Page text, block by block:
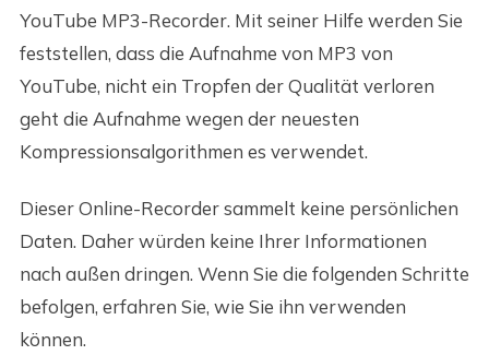
YouTube MP3-Recorder. Mit seiner Hilfe werden Sie
feststellen, dass die Aufnahme von MP3 von
YouTube, nicht ein Tropfen der Qualität verloren
geht die Aufnahme wegen der neuesten
Kompressionsalgorithmen es verwendet.
Dieser Online-Recorder sammelt keine persönlichen
Daten. Daher würden keine Ihrer Informationen
nach außen dringen. Wenn Sie die folgenden Schritte
befolgen, erfahren Sie, wie Sie ihn verwenden
können.